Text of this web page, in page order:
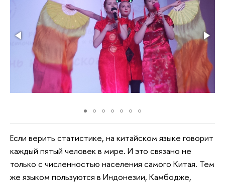
Если верить статистике, на китайском языке говорит
каждый пятый человек в мире. И это связано не
только с численностью населения самого Китая. Тем
же языком пользуются в Индонезии, Камбодже,